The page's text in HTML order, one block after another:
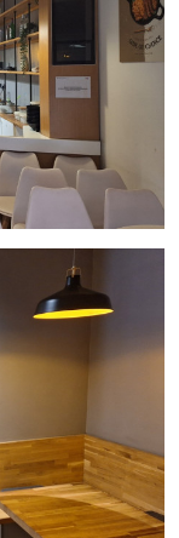
concertar una